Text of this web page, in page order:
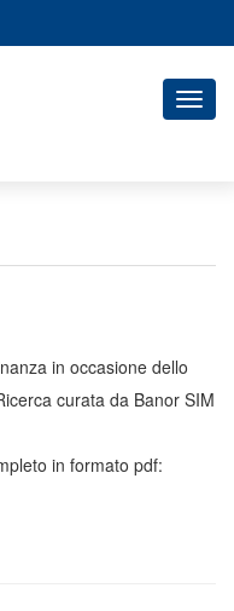
in occasione dello
curata da Banor SIM
in formato pdf: